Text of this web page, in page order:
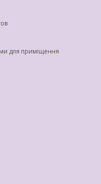
для приміщення